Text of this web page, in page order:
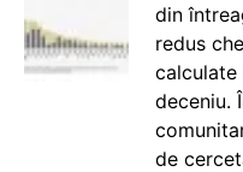
din
redus
calculate
deceniu.
de